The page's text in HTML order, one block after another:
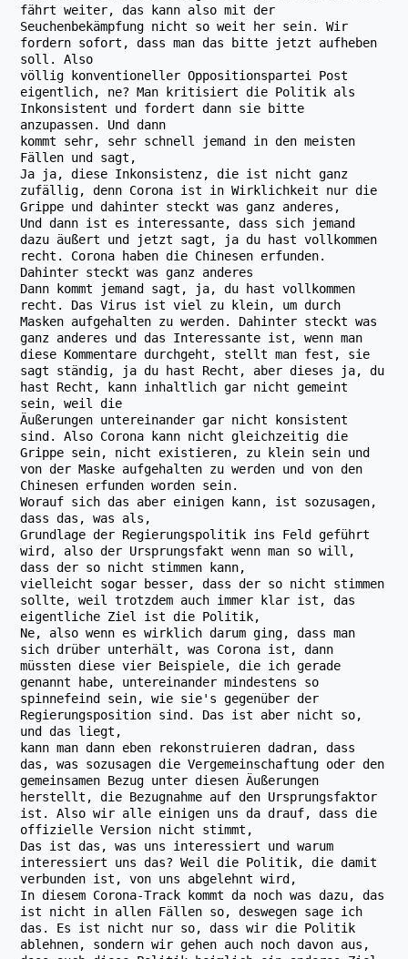
fährt weiter, das kann also mit der
Seuchenbekämpfung nicht so weit her sein. Wir
fordern sofort, dass man das bitte jetzt aufheben
soll. Also
völlig konventioneller Oppositionspartei Post
eigentlich, ne? Man kritisiert die Politik als
Inkonsistent und fordert dann sie bitte
anzupassen. Und dann
kommt sehr, sehr schnell jemand in den meisten
Fällen und sagt,
Ja ja, diese Inkonsistenz, die ist nicht ganz
zufällig, denn Corona ist in Wirklichkeit nur die
Grippe und dahinter steckt was ganz anderes,
Und dann ist es interessante, dass sich jemand
dazu äußert und jetzt sagt, ja du hast vollkommen
recht. Corona haben die Chinesen erfunden.
Dahinter steckt was ganz anderes
Dann kommt jemand sagt, ja, du hast vollkommen
recht. Das Virus ist viel zu klein, um durch
Masken aufgehalten zu werden. Dahinter steckt was
ganz anderes und das Interessante ist, wenn man
diese Kommentare durchgeht, stellt man fest, sie
sagt ständig, ja du hast Recht, aber dieses ja, du
hast Recht, kann inhaltlich gar nicht gemeint
sein, weil die
Äußerungen untereinander gar nicht konsistent
sind. Also Corona kann nicht gleichzeitig die
Grippe sein, nicht existieren, zu klein sein und
von der Maske aufgehalten zu werden und von den
Chinesen erfunden worden sein.
Worauf sich das aber einigen kann, ist sozusagen,
dass das, was als,
Grundlage der Regierungspolitik ins Feld geführt
wird, also der Ursprungsfakt wenn man so will,
dass der so nicht stimmen kann,
vielleicht sogar besser, dass der so nicht stimmen
sollte, weil trotzdem auch immer klar ist, das
eigentliche Ziel ist die Politik,
Ne, also wenn es wirklich darum ging, dass man
sich drüber unterhält, was Corona ist, dann
müssten diese vier Beispiele, die ich gerade
genannt habe, untereinander mindestens so
spinnefeind sein, wie sie's gegenüber der
Regierungsposition sind. Das ist aber nicht so,
und das liegt,
kann man dann eben rekonstruieren dadran, dass
das, was sozusagen die Vergemeinschaftung oder den
gemeinsamen Bezug unter diesen Äußerungen
herstellt, die Bezugnahme auf den Ursprungsfaktor
ist. Also wir alle einigen uns da drauf, dass die
offizielle Version nicht stimmt,
Das ist das, was uns interessiert und warum
interessiert uns das? Weil die Politik, die damit
verbunden ist, von uns abgelehnt wird,
In diesem Corona-Track kommt da noch was dazu, das
ist nicht in allen Fällen so, deswegen sage ich
das. Es ist nicht nur so, dass wir die Politik
ablehnen, sondern wir gehen auch noch davon aus,